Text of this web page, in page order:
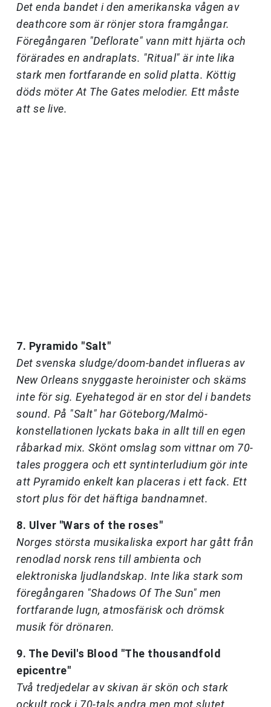
Det enda bandet i den amerikanska vågen av
deathcore som är rönjer stora framgångar.
Föregångaren "Deflorate" vann mitt hjärta och
förärades en andraplats. "Ritual" är inte lika
stark men fortfarande en solid platta. Köttig
döds möter At The Gates melodier. Ett måste
att se live.
7. Pyramido "Salt"
Det svenska sludge/doom-bandet influeras av
New Orleans snyggaste heroinister och skäms
inte för sig. Eyehategod är en stor del i bandets
sound. På "Salt" har Göteborg/Malmö-
konstellationen lyckats baka in allt till en egen
råbarkad mix. Skönt omslag som vittnar om 70-
tales proggera och ett syntinterludium gör inte
att Pyramido enkelt kan placeras i ett fack. Ett
stort plus för det häftiga bandnamnet.
8. Ulver "Wars of the roses"
Norges största musikaliska export har gått från
renodlad norsk rens till ambienta och
elektroniska ljudlandskap. Inte lika stark som
föregångaren "Shadows Of The Sun" men
fortfarande lugn, atmosfärisk och drömsk
musik för drönaren.
9. The Devil's Blood "The thousandfold
epicentre"
Två tredjedelar av skivan är skön och stark
ockult rock i 70-tals andra men mot slutet